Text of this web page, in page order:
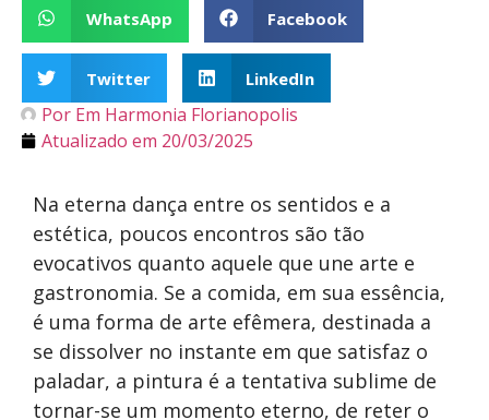
WhatsApp Facebook
Twitter LinkedIn
Por Em Harmonia Florianopolis
Atualizado em 20/03/2025
Na eterna dança entre os sentidos e a
estética, poucos encontros são tão
evocativos quanto aquele que une arte e
gastronomia. Se a comida, em sua essência,
é uma forma de arte efêmera, destinada a
se dissolver no instante em que satisfaz o
paladar, a pintura é a tentativa sublime de
tornar-se um momento eterno, de reter o